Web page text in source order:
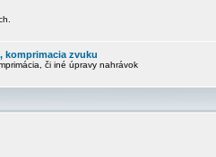
komprimacia zvuku
či iné úpravy nahrávok